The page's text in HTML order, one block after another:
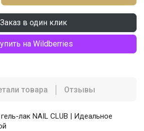
Заказ в один клик
на Wildberries
товара Отзывы
лак NAIL CLUB | Идеальное